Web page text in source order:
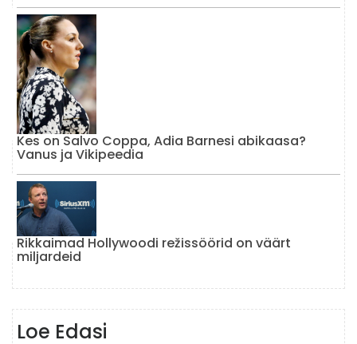
Kes on Salvo Coppa, Adia Barnesi abikaasa?
Vanus ja Vikipeedia
Rikkaimad Hollywoodi režissöörid on väärt
miljardeid
Loe Edasi